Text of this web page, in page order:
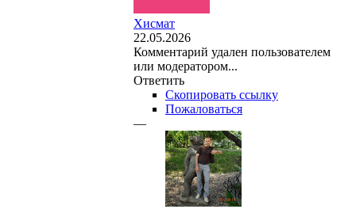
Хисмат
22.05.2026
Комментарий удален пользователем
или модератором...
Ответить
Скопировать ссылку
Пожаловаться
—